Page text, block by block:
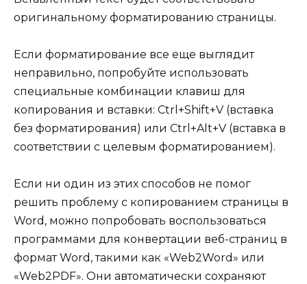
оригинальному форматированию страницы.
Если форматирование все еще выглядит
неправильно, попробуйте использовать
специальные комбинации клавиш для
копирования и вставки: Ctrl+Shift+V (вставка
без форматирования) или Ctrl+Alt+V (вставка в
соответствии с целевым форматированием).
Если ни один из этих способов не помог
решить проблему с копированием страницы в
Word, можно попробовать воспользоваться
программами для конвертации веб-страниц в
формат Word, такими как «Web2Word» или
«Web2PDF». Они автоматически сохраняют